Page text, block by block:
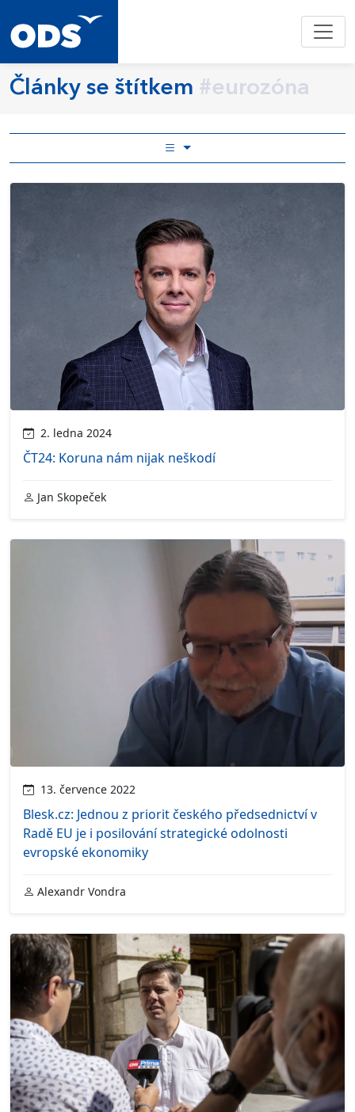
Články se štítkem #eurozóna
2. ledna 2024
ČT24: Koruna nám nijak neškodí
Jan Skopeček
13. července 2022
Blesk.cz: Jednou z priorit českého předsednictví v
Radě EU je i posilování strategické odolnosti
evropské ekonomiky
Alexandr Vondra